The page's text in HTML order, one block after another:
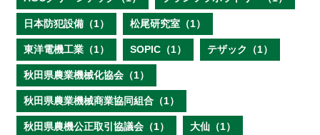
日本防犯設備（1） 松尾研究室（1）
東洋電機工業（1） SOPIC（1） テザック（1）
秋田県農業機械化協会（1）
秋田県農業機械商業協同組合（1）
秋田県農機公正取引協議会（1） 大仙（1）